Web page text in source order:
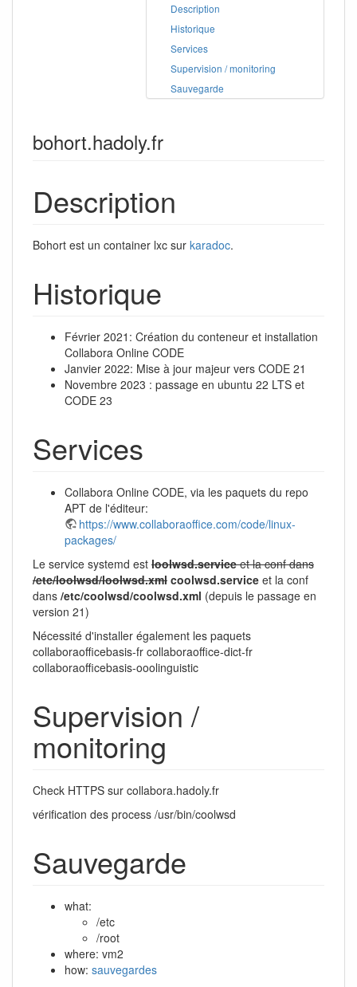
Description
Historique
Services
Supervision / monitoring
Sauvegarde
bohort.hadoly.fr
Description
Bohort est un container lxc sur karadoc.
Historique
Février 2021: Création du conteneur et installation
Collabora Online CODE
Janvier 2022: Mise à jour majeur vers CODE 21
Novembre 2023 : passage en ubuntu 22 LTS et
CODE 23
Services
Collabora Online CODE, via les paquets du repo
APT de l'éditeur:
https://www.collaboraoffice.com/code/linux-
packages/
Le service systemd est loolwsd.serviceet la conf dans
/etc/loolwsd/loolwsd.xml coolwsd.service et la conf
dans /etc/coolwsd/coolwsd.xml (depuis le passage en
version 21)
Nécessité d'installer également les paquets
collaboraofficebasis-fr collaboraoffice-dict-fr
collaboraofficebasis-ooolinguistic
Supervision /
monitoring
Check HTTPS sur collabora.hadoly.fr
vérification des process /usr/bin/coolwsd
Sauvegarde
what:
/etc
/root
where: vm2
how: sauvegardes